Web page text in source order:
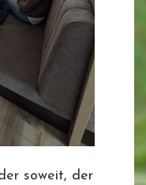
soweit, der